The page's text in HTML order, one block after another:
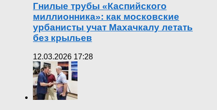
Гнилые трубы «Каспийского
миллионника»: как московские
урбанисты учат Махачкалу летать
без крыльев
12.03.2026 17:28